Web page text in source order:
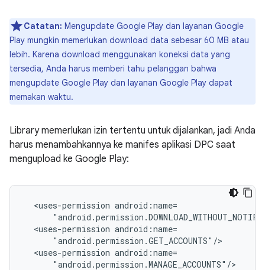
Catatan: Mengupdate Google Play dan layanan Google
Play mungkin memerlukan download data sebesar 60 MB atau
lebih. Karena download menggunakan koneksi data yang
tersedia, Anda harus memberi tahu pelanggan bahwa
mengupdate Google Play dan layanan Google Play dapat
memakan waktu.
Library memerlukan izin tertentu untuk dijalankan, jadi Anda
harus menambahkannya ke manifes aplikasi DPC saat
mengupload ke Google Play:
<uses-permission
<uses-permission
<uses-permission